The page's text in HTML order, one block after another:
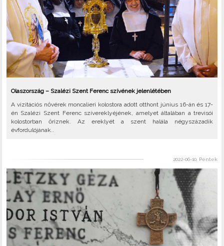
Olaszország – Szalézi Szent Ferenc szívének jelenlétében
A vizitációs nővérek moncalieri kolostora adott otthont június 16-án és 17-
én Szalézi Szent Ferenc szívereklyéjének, amelyet általában a trevisói
kolostorban őriznek. Az ereklyét a szent halála négyszázadik
évfordulójának..
2022-06-10, Péntek